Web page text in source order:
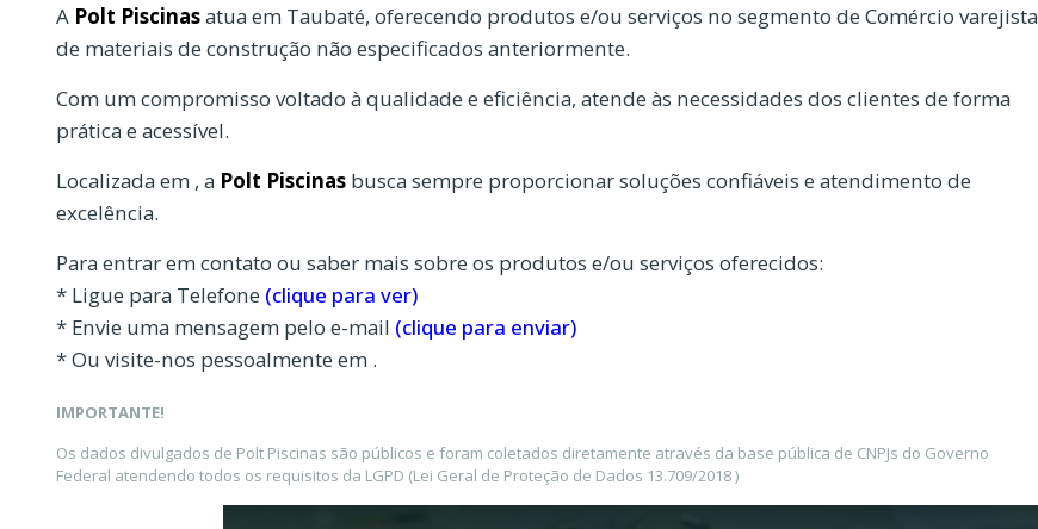
A Polt Piscinasatua em Taubaté, oferecendo produtos e/ou serviços no segmento de Comércio varejista
de materiais de construção não especificados anteriormente.
Com um compromisso voltado à qualidade e eficiência, atende às necessidades dos clientes de forma
prática e acessível.
Localizada em , a Polt Piscinas busca sempre proporcionar soluções confiáveis e atendimento de
excelência.
Para entrar em contato ou saber mais sobre os produtos e/ou serviços oferecidos:
* Ligue para Telefone (clique para ver)
* Envie uma mensagem pelo e-mail (clique para enviar)
* Ou visite-nos pessoalmente em .
IMPORTANTE!
Os dados divulgados de Polt Piscinas são públicos e foram coletados diretamente através da base pública de CNPJs do Governo
Federal atendendo todos os requisitos da LGPD (Lei Geral de Proteção de Dados 13.709/2018 )